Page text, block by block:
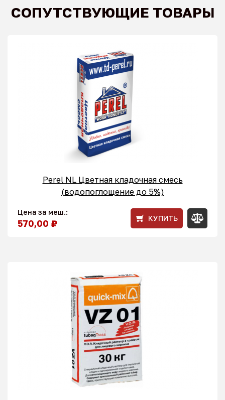
СОПУТСТВУЮЩИЕ ТОВАРЫ
Perel NL Цветная кладочная смесь
(водопоглощение до 5%)
Цена за меш.:
570,00 ₽ КУПИТЬ